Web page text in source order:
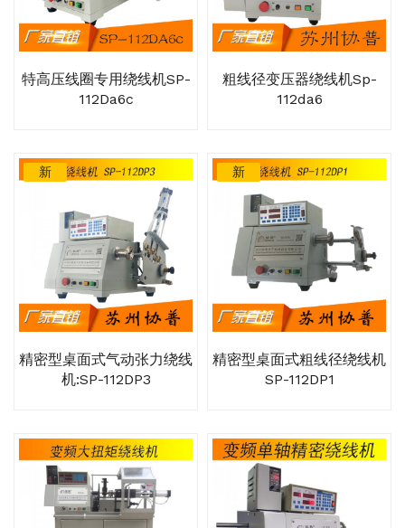
特高压线圈专用绕线机SP-
112Da6c
粗线径变压器绕线机sp-
112da6
新
精密型桌面式气动张力绕线
机:SP-112DP3
新
精密型桌面式粗线径绕线机
SP-112DP1